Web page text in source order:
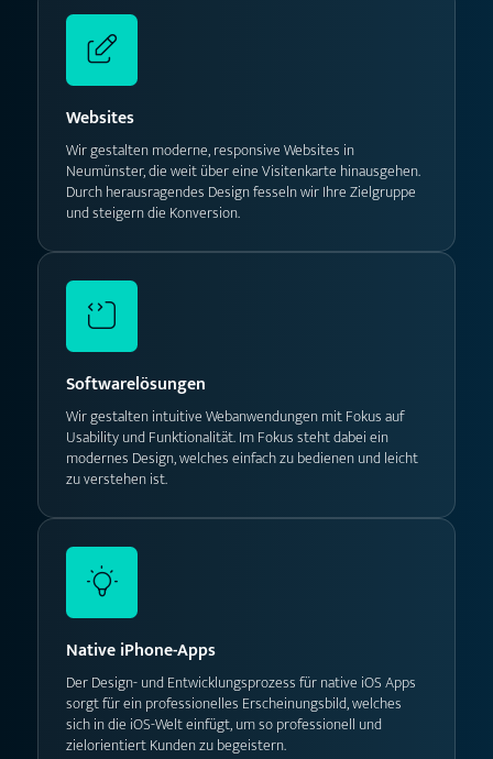
Websites
Wir gestalten moderne, responsive Websites in
Neumünster, die weit über eine Visitenkarte hinausgehen.
Durch herausragendes Design fesseln wir Ihre Zielgruppe
und steigern die Konversion.
Softwarelösungen
Wir gestalten intuitive Webanwendungen mit Fokus auf
Usability und Funktionalität. Im Fokus steht dabei ein
modernes Design, welches einfach zu bedienen und leicht
zu verstehen ist.
Native iPhone-Apps
Der Design- und Entwicklungsprozess für native iOS Apps
sorgt für ein professionelles Erscheinungsbild, welches
sich in die iOS-Welt einfügt, um so professionell und
zielorientiert Kunden zu begeistern.